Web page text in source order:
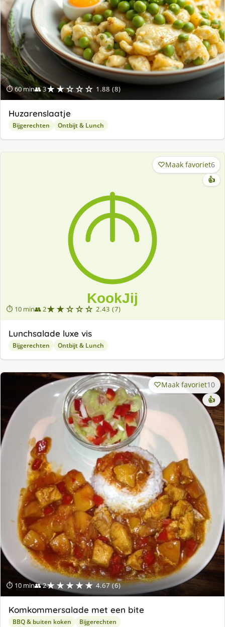
⏱ 60 min👥 3★★☆☆☆ 1.88 (8)
Huzarenslaatje
Bijgerechten Ontbijt & Lunch
⏱ 10 min👥 2★★☆☆☆ 2.43 (7)
Maak favoriet6
👍
Lunchsalade luxe vis
Bijgerechten Ontbijt & Lunch
⏱ 10 min👥 2★★★★★ 4.67 (6)
Maak favoriet10
👍
Komkommersalade met een bite
BBQ & buiten koken Bijgerechten